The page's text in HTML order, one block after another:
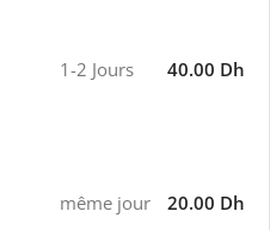
1-2 Jours 40.00 Dh
même jour 20.00 Dh